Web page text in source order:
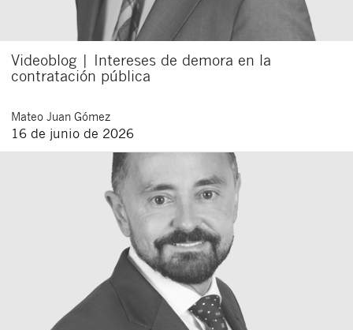
Videoblog | Intereses de demora en la
contratación pública
Mateo Juan Gómez
16 de junio de 2026